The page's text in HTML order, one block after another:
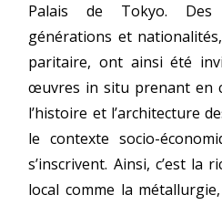
Palais de Tokyo.
générations et
paritaire, ont ainsi été
œuvres in situ prenant en
l’histoire et l’architecture
le contexte socio-
s’inscrivent. Ainsi, c’est la
local comme la